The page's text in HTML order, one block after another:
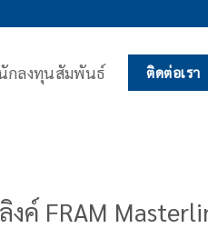
กลงทุนสัมพันธ์ ติดต่อเรา
งค์ FRAM